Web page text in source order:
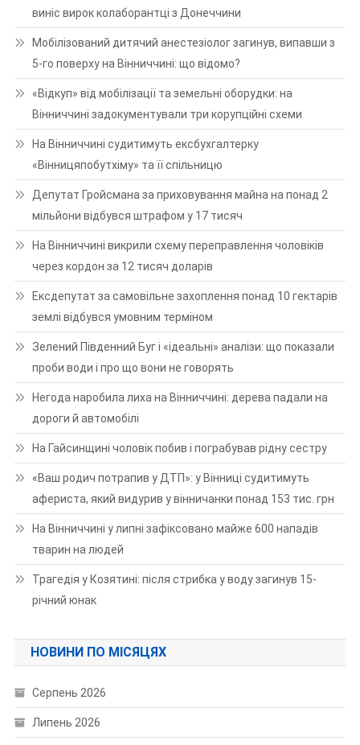
виніс вирок колаборантці з Донеччини
Мобілізований дитячий анестезіолог загинув, випавши з
5-го поверху на Вінниччині: що відомо?
«Відкуп» від мобілізації та земельні оборудки: на
Вінниччині задокументували три корупційні схеми
На Вінниччині судитимуть ексбухгалтерку
«Вінницяпобутхіму» та її спільницю
Депутат Гройсмана за приховування майна на понад 2
мільйони відбувся штрафом у 17 тисяч
На Вінниччині викрили схему переправлення чоловіків
через кордон за 12 тисяч доларів
Ексдепутат за самовільне захоплення понад 10 гектарів
землі відбувся умовним терміном
Зелений Південний Буг і «ідеальні» аналізи: що показали
проби води і про що вони не говорять
Негода наробила лиха на Вінниччині: дерева падали на
дороги й автомобілі
На Гайсинщині чоловік побив і пограбував рідну сестру
«Ваш родич потрапив у ДТП»: у Вінниці судитимуть
афериста, який видурив у вінничанки понад 153 тис. грн
На Вінниччині у липні зафіксовано майже 600 нападів
тварин на людей
Трагедія у Козятині: після стрибка у воду загинув 15-
річний юнак
НОВИНИ ПО МІСЯЦЯХ
Серпень 2026
Липень 2026